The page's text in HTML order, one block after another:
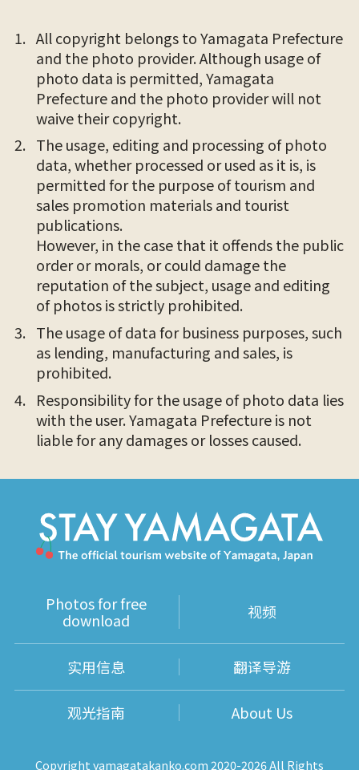
All copyright belongs to Yamagata Prefecture
and the photo provider. Although usage of
photo data is permitted, Yamagata
Prefecture and the photo provider will not
waive their copyright.
The usage, editing and processing of photo
data, whether processed or used as it is, is
permitted for the purpose of tourism and
sales promotion materials and tourist
publications.
However, in the case that it offends the public
order or morals, or could damage the
reputation of the subject, usage and editing
of photos is strictly prohibited.
The usage of data for business purposes, such
as lending, manufacturing and sales, is
prohibited.
Responsibility for the usage of photo data lies
with the user. Yamagata Prefecture is not
liable for any damages or losses caused.
Photos for free
download
视频
实用信息 翻译导游
观光指南 About Us
Copyright yamagatakanko.com 2020-2026 All Rights